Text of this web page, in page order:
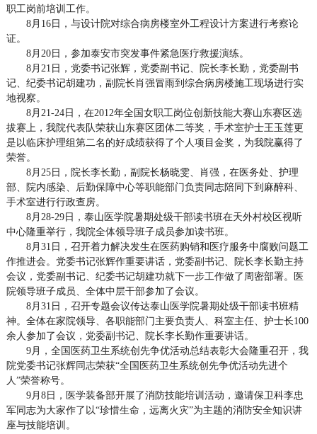
职工岗前培训工作。
8月16日，与设计院对综合病房楼室外工程设计方案进行考察论
证。
8月20日，参加泰安市突发事件紧急医疗救援演练。
8月21日，党委书记张辉，党委副书记、院长李长勤，党委副书
记、纪委书记胡建功，副院长肖强冒雨到综合病房楼施工现场进行实
地视察。
8月21-24日，在2012年全国女职工岗位创新技能大赛山东赛区选
拔赛上，我院代表队荣获山东赛区团体二等奖，手术室护士王玉莲更
是以临床护理组第二名的好成绩获得了个人项目金奖，为我院赢得了
荣誉。
8月25日，院长李长勤，副院长杨晓雯、肖强，在医务处、护理
部、院内感染、后勤保障中心等职能部门负责同志陪同下到麻醉科、
手术室进行行政查房。
8月28-29日，泰山医学院暑期处级干部读书班在天外村校区视听
中心隆重举行，我院全体领导班子成员参加读书班。
8月31日，召开着力解决发生在医药购销和医疗服务中腐败问题工
作推进会。党委书记张辉作重要讲话，党委副书记、院长李长勤主持
会议，党委副书记、纪委书记胡建功就下一步工作做了周密部署。医
院领导班子成员、全体中层干部参加了会议。
8月31日，召开专题会议传达泰山医学院暑期处级干部读书班精
神。全体在家院领导、各职能部门主要负责人、科室主任、护士长100
余人参加了会议，党委副书记、院长李长勤作重要讲话。
9月，全国医药卫生系统创先争优活动总结表彰大会隆重召开，我
院党委书记张辉同志荣获“全国医药卫生系统创先争优活动先进个
人”荣誉称号。
9月8日，医学装备部开展了消防技能培训活动，邀请保卫科李忠
军同志为大家作了以“珍惜生命，远离火灾”为主题的消防安全知识讲
座与技能培训。